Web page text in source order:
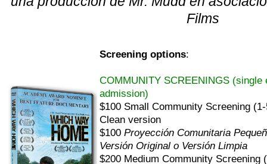
Films
Screening options:
COMMUNITY SCREENINGS
admission)
$100 Small Community Screening
Clean version
$100 Proyección Comunitaria
Versión Original o Versión Limpia
$200 Medium Community Screening